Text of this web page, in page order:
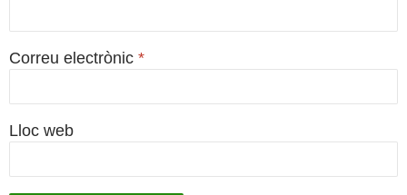
Correu electrònic *
Lloc web